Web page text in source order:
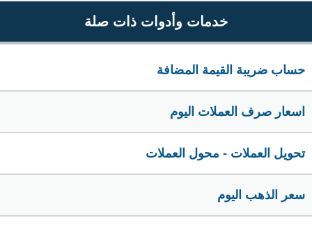
خدمات وأدوات ذات صلة
حساب ضريبة القيمة المضافة
اسعار صرف العملات اليوم
تحويل العملات - محول العملات
سعر الذهب اليوم